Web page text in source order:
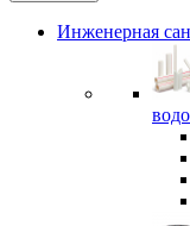
Инженерная